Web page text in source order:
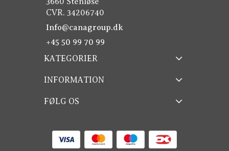
CVR. 34206740
Info@canagroup.dk
+45 50 99 70 99
KATEGORIER
INFORMATION
FØLG OS